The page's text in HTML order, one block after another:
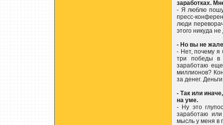
заработках.
- Я люблю
пресс-
люди
этого никуда
- Но вы не
- Нет, почему
три победы в
заработаю
миллионов?
за денег.
- Так или
на уме.
- Ну это
заработаю
мысль у меня в